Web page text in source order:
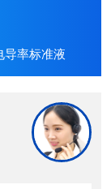
导率标准液